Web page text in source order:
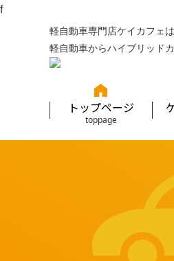
f
軽自動車専門店ケイカフェ
軽自動車からハイブリッド
トップページ
toppage